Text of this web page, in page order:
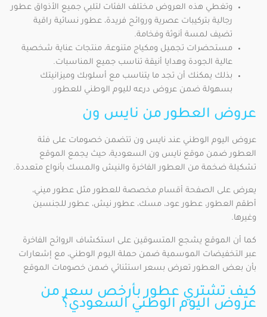
وتغطي هذه العروض مختلف الفئات لتلبي جميع الأذواق عطور
رجالية بتركيبات عصرية وروائح فريدة، عطور نسائية راقية
تضيف لمسة أنوثة وفخامة.
مستحضرات تجميل ومكياج متنوعة، منتجات عناية شخصية
عالية الجودة وهدايا أنيقة تناسب جميع المناسبات.
بذلك يمكنك أن تجد ما يتناسب مع أسلوبك وميزانيتك
بسهولة ضمن عروض درعه لليوم الوطني للعطور.
عروض العطور من نايس ون
عروض اليوم الوطني عند نايس ون تتضمن خصومات على فئة
العطور ضمن موقع نايس ون السعودية، حيث يجمع الموقع
تشكيلة ضخمة من العطور الفاخرة والنيش والمسك بأنواع متعددة.
يعرض على الصفحة أقسام مخصصة للعطور مثل عطور ميني،
أطقم العطور، عطور عود، مسك، عطور نيش، عطور للجنسين
وغيرها.
كما أن الموقع يشجع المتسوقين على استكشاف الروائح الفاخرة
عبر التخفيضات الموسمية ضمن حملة اليوم الوطني، مع إشعارات
بأن بعض العطور تعرض بسعر استثنائي ضمن خصومات الموقع
كيف تشتري عطور بأرخص سعر من
عروض اليوم الوطني السعودي؟